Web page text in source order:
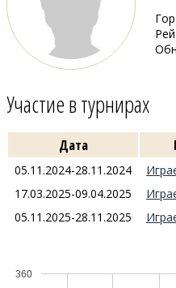
Участие в турнирах
Дата
05.11.2024-28.11.2024
17.03.2025-09.04.2025
05.11.2025-28.11.2025
360